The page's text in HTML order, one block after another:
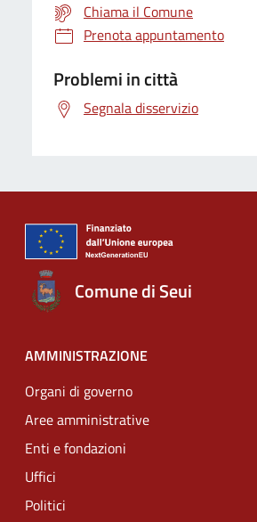
Chiama il Comune
Prenota appuntamento
Problemi in città
Segnala disservizio
Comune di Seui
AMMINISTRAZIONE
Organi di governo
Aree amministrative
Enti e fondazioni
Uffici
Politici